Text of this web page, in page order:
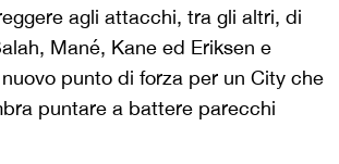
agli attacchi, tra gli altri, di
Mané, Kane ed Eriksen e
punto di forza per un City che
puntare a battere parecchi